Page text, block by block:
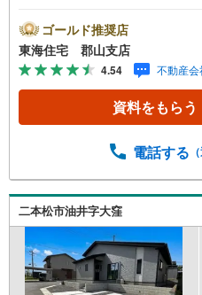
できます ■東海住宅 郡
心に多数の物件を取り
物件をご紹介可能です。
家の購入だけでなく、
る限りお客様のご要望
件をお預かり致します
もまずはお気軽にご相
す。東海住宅 郡山支店
火・水）お電話でのお問
ます。また、見学予約ボ
す。＝＝＝＝＝＝＝＝＝
ゴールド推奨店
東海住宅 郡山支店
4.54 不動産
資料をもらう
電話する
二本松市油井字大窪